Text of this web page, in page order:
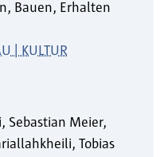
Bauen, Erhalten
| KULTUR
Sebastian Meier
Tobias